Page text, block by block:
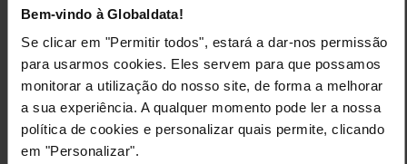
Bem-vindo à Globaldata!
Se clicar em "Permitir todos", estará a dar-nos permissão
para usarmos cookies. Eles servem para que possamos
monitorar a utilização do nosso site, de forma a melhorar
a sua experiência. A qualquer momento pode ler a nossa
política de cookies e personalizar quais permite, clicando
em "Personalizar".
Potência de Saída -12V
Potência de Saída +5Vsb 12,5 W
Arrefecimento